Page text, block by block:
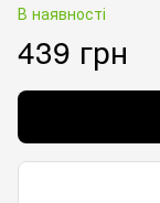
В наявності
439 грн